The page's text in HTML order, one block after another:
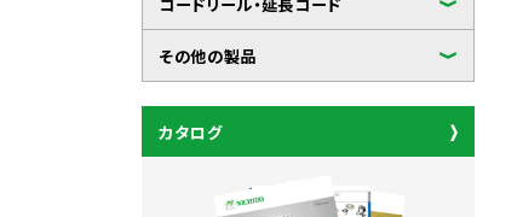
その他の製品
カタログ